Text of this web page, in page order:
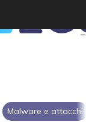
Malware e attacchi